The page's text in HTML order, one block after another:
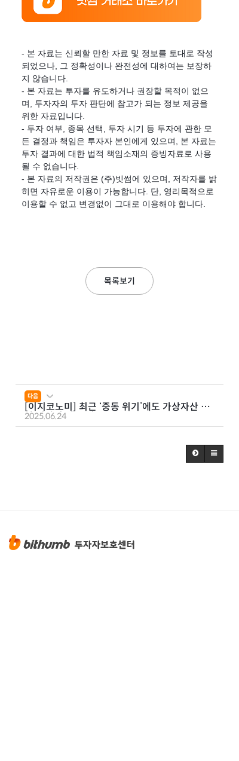
- 본 자료는 신뢰할 만한 자료 및 정보를 토대로 작성
되었으나, 그 정확성이나 완전성에 대하여는 보장하
지 않습니다.
- 본 자료는 투자를 유도하거나 권장할 목적이 없으
며, 투자자의 투자 판단에 참고가 되는 정보 제공을
위한 자료입니다.
- 투자 여부, 종목 선택, 투자 시기 등 투자에 관한 모
든 결정과 책임은 투자자 본인에게 있으며, 본 자료는
투자 결과에 대한 법적 책임소재의 증빙자료로 사용
될 수 없습니다.
- 본 자료의 저작권은 (주)빗썸에 있으며, 저작자를 밝
히면 자유로운 이용이 가능합니다. 단, 영리목적으로
이용할 수 없고 변경없이 그대로 이용해야 합니다.
목록보기
다음
[이지코노미] 최근 ‘중동 위기’에도 가상자산 시
장 전망이 밝은 이유
2025.06.24